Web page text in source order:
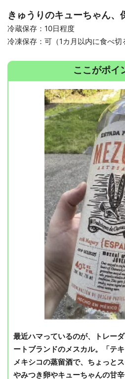
きゅうりのキューちゃん、
冷蔵保存：10日程度
冷凍保存：可（1カ月以内に食べ切
ここがポイ
最近ハマっているのが、トレー
ートブランドのメスカル。「テ
メキシコの蒸留酒で、ちょっと
やみつき卵やキューちゃんの甘